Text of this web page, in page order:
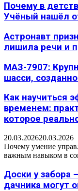
Почему в
Учёный нашёл
Астронавт
лишила речи и
МАЗ-7907:
шасси,
Как научиться
временем:
которое
20.03.202620.03.2026
Почему умение
важным навыком в
Доски у забора
дачника могут